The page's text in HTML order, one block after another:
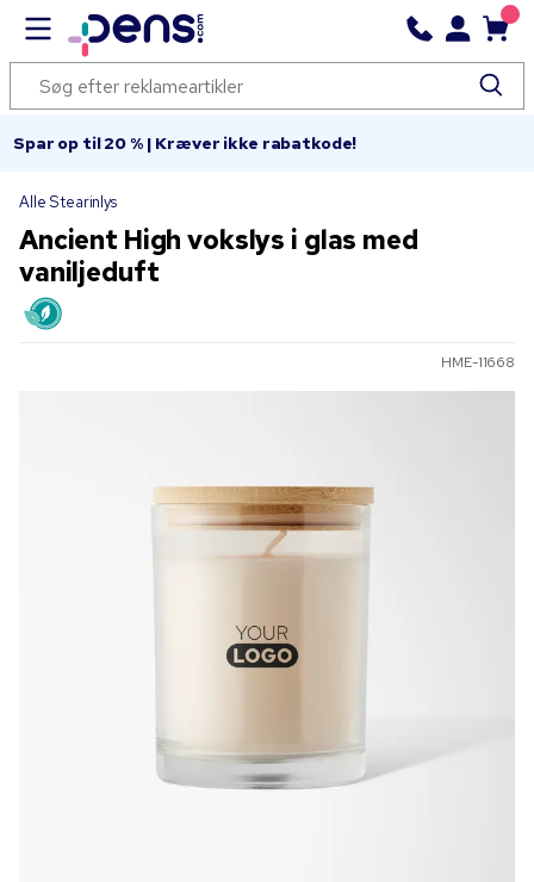
Spar op til 20 % | Kræver ikke rabatkode!
Alle Stearinlys
Ancient High vokslys i glas med
vaniljeduft
HME-11668